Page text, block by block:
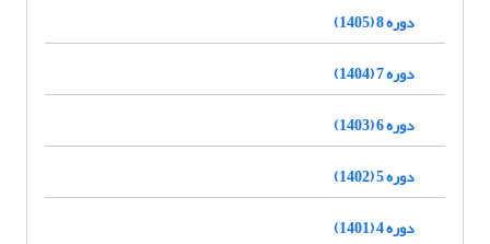
دوره 8 (1405)
دوره 7 (1404)
دوره 6 (1403)
دوره 5 (1402)
دوره 4 (1401)